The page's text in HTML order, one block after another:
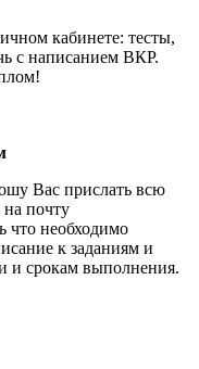
кабинете: тесты,
с написанием ВКР.
Вас прислать всю
почту
что необходимо
к заданиям и
и срокам выполнения.